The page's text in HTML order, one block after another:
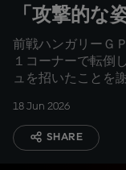
「攻撃的な
前戦ハンガリーＧ
１コーナーで転倒
ュを招いたことを
18 Jun 2026
SHARE